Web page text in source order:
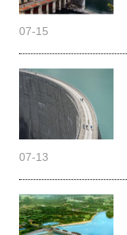
07-15
07-13